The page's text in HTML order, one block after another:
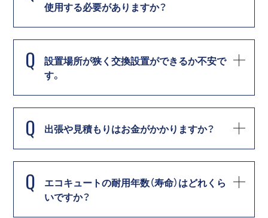
使用する必要がありますか？
Q
設置場所が狭く交換設置ができるか不安で
す。
Q 出張や見積もりはお金がかかりますか？
Q
エコキュートの耐用年数（寿命）はどれくら
いですか？